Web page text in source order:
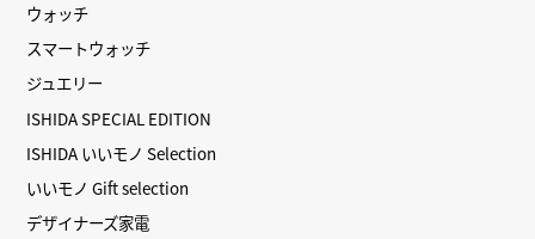
ウォッチ
スマートウォッチ
ジュエリー
ISHIDA SPECIAL EDITION
ISHIDA いいモノ Selection
いいモノ Gift selection
デザイナーズ家電